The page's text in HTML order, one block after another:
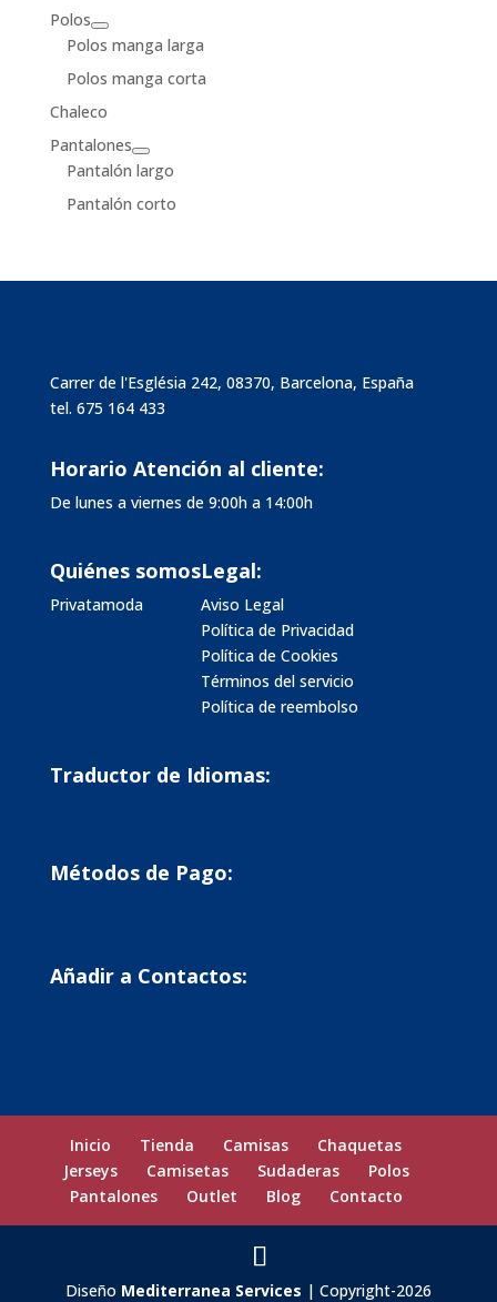
Polos
Polos manga larga
Polos manga corta
Chaleco
Pantalones
Pantalón largo
Pantalón corto
Carrer de l'Església 242, 08370, Barcelona, España
tel. 675 164 433
Horario Atención al cliente:
De lunes a viernes de 9:00h a 14:00h
Quiénes somos
Privatamoda
Legal:
Aviso Legal
Política de Privacidad
Política de Cookies
Términos del servicio
Política de reembolso
Traductor de Idiomas:
Métodos de Pago:
Añadir a Contactos:
Inicio Tienda Camisas
Chaquetas
Jerseys
Camisetas Sudaderas
Polos
Pantalones
Outlet Blog Contacto
Diseño Mediterranea Services | Copyright-2026